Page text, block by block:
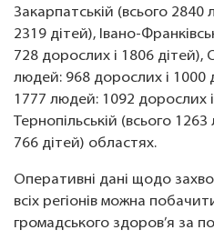
Закарпатській (всього
2319 дітей), Івано-
728 дорослих і 1806 дітей),
людей: 968 дорослих і 1000
1777 людей: 1092 дорослих
Тернопільській (всього
766 дітей) областях.
Оперативні дані щодо
всіх регіонів можна
громадського здоров’я за